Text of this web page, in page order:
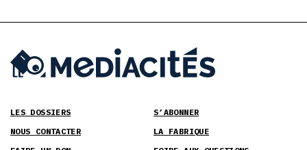
LES DOSSIERS
S’ABONNER
NOUS CONTACTER
LA FABRIQUE